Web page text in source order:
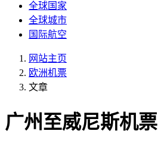
全球国家
全球城市
国际航空
网站主页
欧洲机票
文章
广州至威尼斯机票